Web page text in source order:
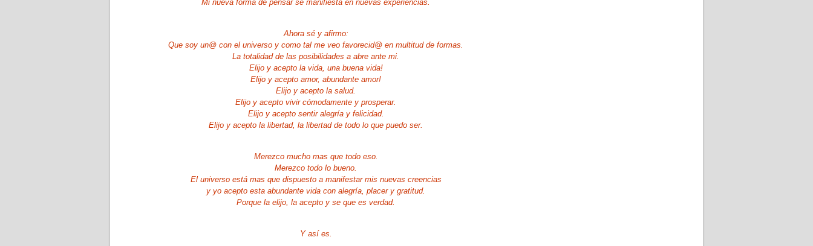
Mi nueva forma de pensar se manifiesta en nuevas experiencias.
Ahora sé y afirmo:
Que soy un@ con el universo y como tal me veo favorecid@ en multitud de formas.
La totalidad de las posibilidades a abre ante mi.
Elijo y acepto la vida, una buena vida!
Elijo y acepto amor, abundante amor!
Elijo y acepto la salud.
Elijo y acepto vivir cómodamente y prosperar.
Elijo y acepto sentir alegría y felicidad.
Elijo y acepto la libertad, la libertad de todo lo que puedo ser.
Merezco mucho mas que todo eso.
Merezco todo lo bueno.
El universo está mas que dispuesto a manifestar mis nuevas creencias
y yo acepto esta abundante vida con alegría, placer y gratitud.
Porque la elijo, la acepto y se que es verdad.
Y así es.